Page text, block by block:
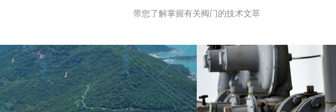
带您了解掌握有关阀门的技术文萃